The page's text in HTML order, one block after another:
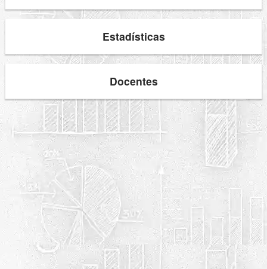
Estadísticas
Docentes